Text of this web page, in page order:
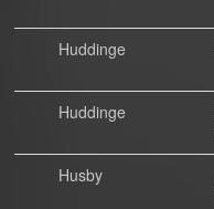
Huddinge
Huddinge
Husby